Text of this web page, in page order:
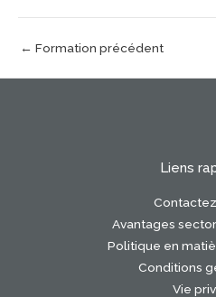
← Formation précédent
Liens
Avantages
Politique en
Conditions
Vie